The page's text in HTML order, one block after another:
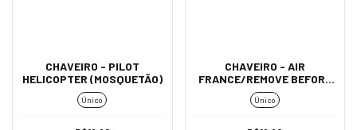
CHAVEIRO - PILOT
HELICOPTER (MOSQUETÃO)
Único
CHAVEIRO - AIR
FRANCE/REMOVE BEFORE
FLIGHT (MOSQUETÃO)
Único